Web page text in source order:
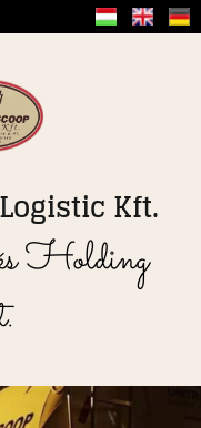
Kft.
Holding